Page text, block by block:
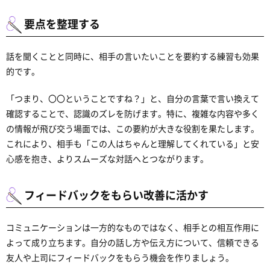
要点を整理する
話を聞くことと同時に、相手の言いたいことを要約する練習も効果
的です。
「つまり、〇〇ということですね？」と、自分の言葉で言い換えて
確認することで、認識のズレを防げます。特に、複雑な内容や多く
の情報が飛び交う場面では、この要約が大きな役割を果たします。
これにより、相手も「この人はちゃんと理解してくれている」と安
心感を抱き、よりスムーズな対話へとつながります。
フィードバックをもらい改善に活かす
コミュニケーションは一方的なものではなく、相手との相互作用に
よって成り立ちます。自分の話し方や伝え方について、信頼できる
友人や上司にフィードバックをもらう機会を作りましょう。